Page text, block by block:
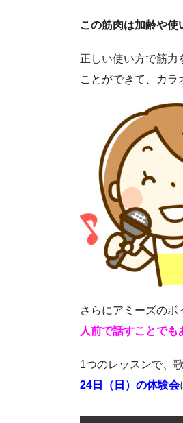
この筋肉は加齢や使
正しい使い方で筋力
ことができて、カラ
さらにアミーズのボ
人前で話すことでも
1つのレッスンで、
24日（日）の体験会